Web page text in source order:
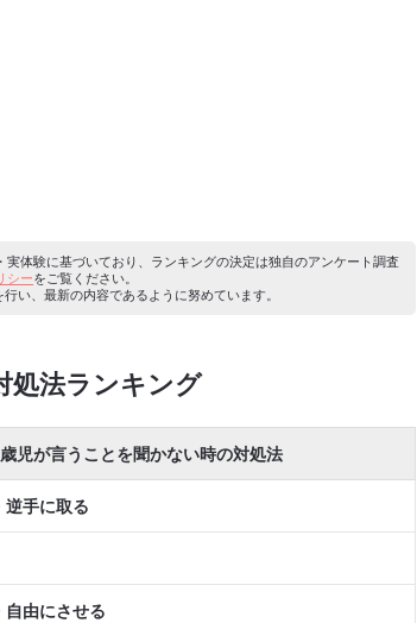
体験に基づいており、ランキングの決定は独自のアンケート調査
シーをご覧ください。
、最新の内容であるように努めています。
処法ランキング
児が言うことを聞かない時の対処法
逆手に取る
自由にさせる